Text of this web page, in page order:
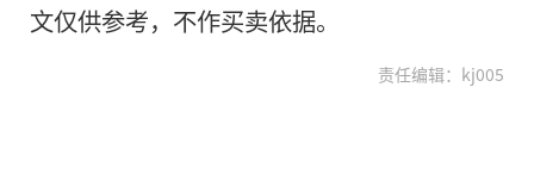
文仅供参考，不作买卖依据。
责任编辑：kj005